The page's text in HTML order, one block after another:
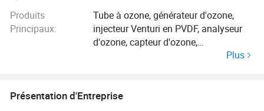
Produits
Principaux:
Tube à ozone, générateur d'ozone,
injecteur Venturi en PVDF, analyseur
d'ozone, capteur d'ozone,
concentrateur d'oxygène, stérilisateur
Plus
Présentation d'Entreprise